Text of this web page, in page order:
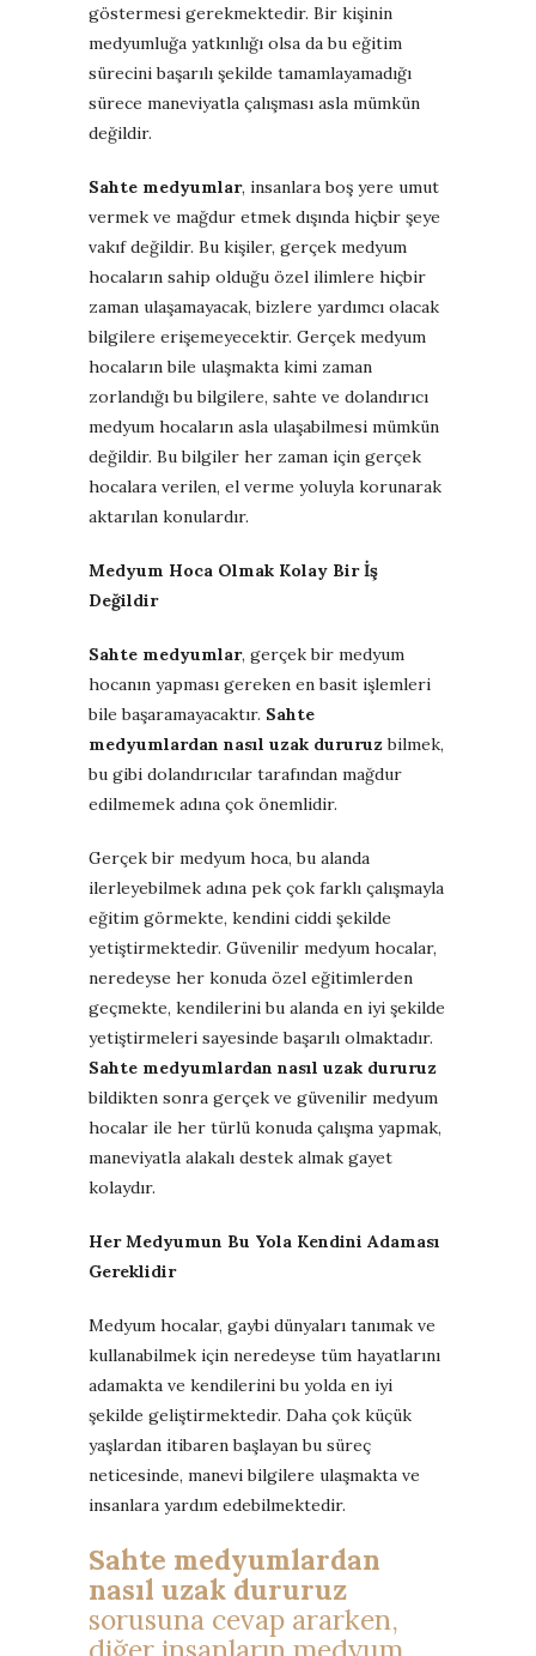
göstermesi gerekmektedir. Bir kişinin
medyumluğa yatkınlığı olsa da bu eğitim
sürecini başarılı şekilde tamamlayamadığı
sürece maneviyatla çalışması asla mümkün
değildir.
Sahte medyumlar, insanlara boş yere umut
vermek ve mağdur etmek dışında hiçbir şeye
vakıf değildir. Bu kişiler, gerçek medyum
hocaların sahip olduğu özel ilimlere hiçbir
zaman ulaşamayacak, bizlere yardımcı olacak
bilgilere erişemeyecektir. Gerçek medyum
hocaların bile ulaşmakta kimi zaman
zorlandığı bu bilgilere, sahte ve dolandırıcı
medyum hocaların asla ulaşabilmesi mümkün
değildir. Bu bilgiler her zaman için gerçek
hocalara verilen, el verme yoluyla korunarak
aktarılan konulardır.
Medyum Hoca Olmak Kolay Bir İş
Değildir
Sahte medyumlar, gerçek bir medyum
hocanın yapması gereken en basit işlemleri
bile başaramayacaktır. Sahte
medyumlardan nasıl uzak dururuzbilmek,
bu gibi dolandırıcılar tarafından mağdur
edilmemek adına çok önemlidir.
Gerçek bir medyum hoca, bu alanda
ilerleyebilmek adına pek çok farklı çalışmayla
eğitim görmekte, kendini ciddi şekilde
yetiştirmektedir. Güvenilir medyum hocalar,
neredeyse her konuda özel eğitimlerden
geçmekte, kendilerini bu alanda en iyi şekilde
yetiştirmeleri sayesinde başarılı olmaktadır.
Sahte medyumlardan nasıl uzak dururuz
bildikten sonra gerçek ve güvenilir medyum
hocalar ile her türlü konuda çalışma yapmak,
maneviyatla alakalı destek almak gayet
kolaydır.
Her Medyumun Bu Yola Kendini Adaması
Gereklidir
Medyum hocalar, gaybi dünyaları tanımak ve
kullanabilmek için neredeyse tüm hayatlarını
adamakta ve kendilerini bu yolda en iyi
şekilde geliştirmektedir. Daha çok küçük
yaşlardan itibaren başlayan bu süreç
neticesinde, manevi bilgilere ulaşmakta ve
insanlara yardım edebilmektedir.
Sahte medyumlardan
nasıl uzak dururuz
sorusuna cevap ararken,